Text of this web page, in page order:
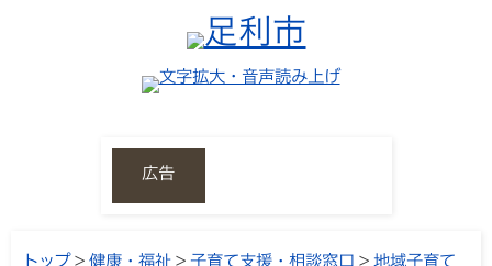
広告
トップ> 健康・福祉 > 子育て支援・相談窓口 > 地域子育て